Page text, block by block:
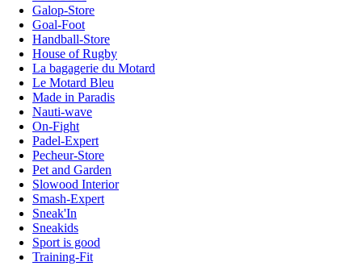
Galop-Store
Goal-Foot
Handball-Store
House of Rugby
La bagagerie du Motard
Le Motard Bleu
Made in Paradis
Nauti-wave
On-Fight
Padel-Expert
Pecheur-Store
Pet and Garden
Slowood Interior
Smash-Expert
Sneak'In
Sneakids
Sport is good
Training-Fit